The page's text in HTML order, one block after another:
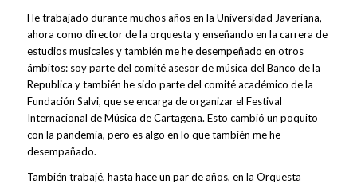
He trabajado durante muchos años en la Universidad Javeriana,
ahora como director de la orquesta y enseñando en la carrera de
estudios musicales y también me he desempeñado en otros
ámbitos: soy parte del comité asesor de música del Banco de la
Republica y también he sido parte del comité académico de la
Fundación Salvi, que se encarga de organizar el Festival
Internacional de Música de Cartagena. Esto cambió un poquito
con la pandemia, pero es algo en lo que también me he
desempañado.
También trabajé, hasta hace un par de años, en la Orquesta